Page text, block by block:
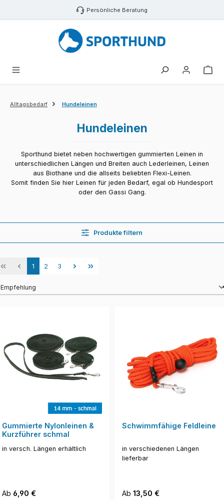
Zum Hauptinhalt springen Persönliche Beratung
Alltagsbedarf Hundeleinen
Hundeleinen
Sporthund bietet neben hochwertigen gummierten Leinen in
unterschiedlichen Längen und Breiten auch Lederleinen, Leinen
aus Biothane und die allseits beliebten Flexi-Leinen.
Somit finden Sie hier Leinen für jeden Bedarf, egal ob Hundesport
oder den Gassi Gang.
Produkte filtern
Seite
1 Seite
2 Seite
3
Gummierte Nylonleinen &
Kurzführer schmal
in versch. Längen erhältlich
Regulärer Preis:
Ab 6,90 €
Schwimmfähige Feldleine
in verschiedenen Längen
lieferbar
Regulärer Preis:
Ab 13,50 €